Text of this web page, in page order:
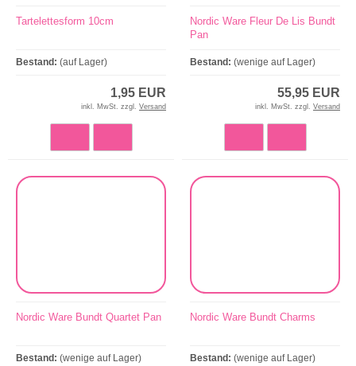
Tartelettesform 10cm
Bestand: (auf Lager)
1,95 EUR
inkl. MwSt. zzgl. Versand
Nordic Ware Fleur De Lis Bundt
Pan
Bestand: (wenige auf Lager)
55,95 EUR
inkl. MwSt. zzgl. Versand
Nordic Ware Bundt Quartet Pan
Bestand: (wenige auf Lager)
Nordic Ware Bundt Charms
Bestand: (wenige auf Lager)